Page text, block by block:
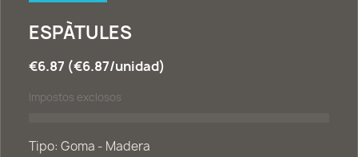
ESPÀTULES
€6.87 (€6.87/unidad)
Impostos exclosos
Tipo: Goma - Madera